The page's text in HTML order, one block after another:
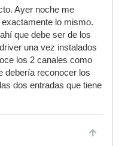
Ayer noche me
lo mismo.
que debe ser de los
una vez instalados
los 2 canales como
debería reconocer los
dos entradas que tiene